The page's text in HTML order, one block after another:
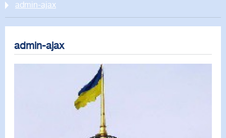
admin-ajax
admin-ajax